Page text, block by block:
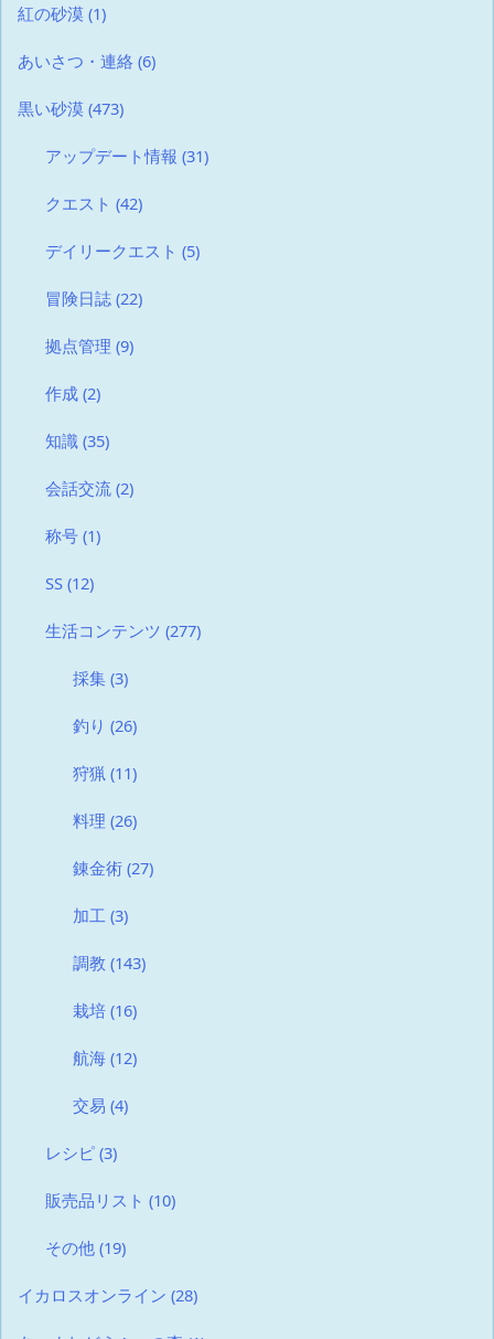
紅の砂漠 (1)
あいさつ・連絡 (6)
黒い砂漠 (473)
アップデート情報 (31)
クエスト (42)
デイリークエスト (5)
冒険日誌 (22)
拠点管理 (9)
作成 (2)
知識 (35)
会話交流 (2)
称号 (1)
SS (12)
生活コンテンツ (277)
採集 (3)
釣り (26)
狩猟 (11)
料理 (26)
錬金術 (27)
加工 (3)
調教 (143)
栽培 (16)
航海 (12)
交易 (4)
レシピ (3)
販売品リスト (10)
その他 (19)
イカロスオンライン (28)